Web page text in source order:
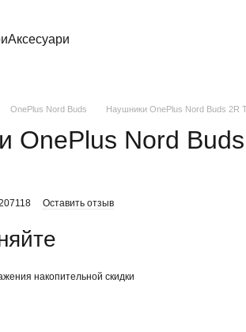
Аксесуари
OnePlus Nord Buds Наушники OnePlus Nord Buds 2R
OnePlus Nord
Оставить отзыв
накопительной скидки